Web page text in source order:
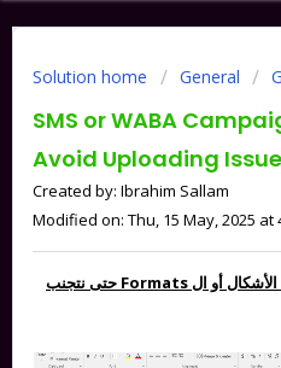
Solution home General
SMS or WABA
Avoid Uploading
Created by: Ibrahim Sallam
Modified on: Thu, 15 May, 2025 at
الصورة التالية لتوضيح كيف يتم إزالة الأشكال أو ال Formats حتى نتجنب